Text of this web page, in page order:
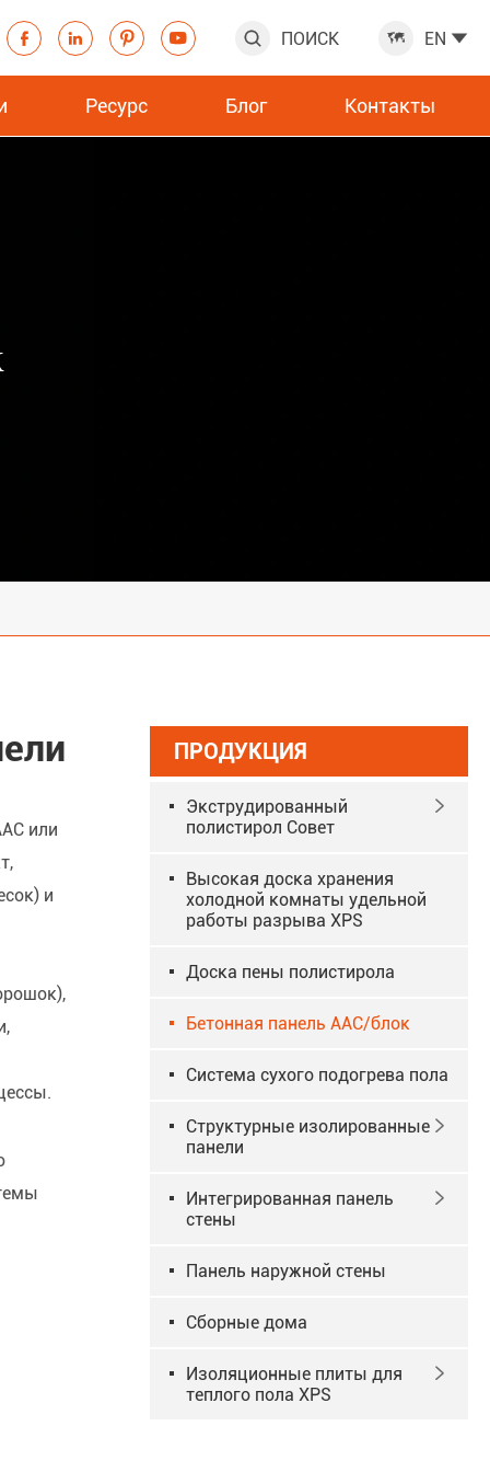
     ПОИСК  EN 
Ресурс Блог Контакты
или
и
ПРОДУКЦИЯ
Экструдированный
полистирол Совет

Высокая доска хранения
холодной комнаты удельной
работы разрыва XPS
Доска пены полистирола
Бетонная панель AAC/блок
Система сухого подогрева пола
Структурные изолированные
панели

Интегрированная панель
стены

Панель наружной стены
Сборные дома
Изоляционные плиты для
теплого пола XPS
